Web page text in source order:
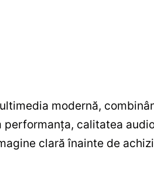
modernă,
calitatea
clară înainte de